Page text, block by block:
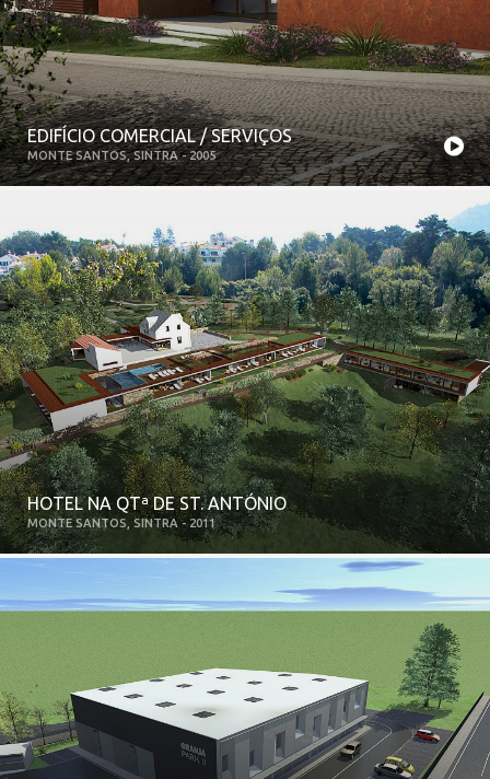
EDIFÍCIO COMERCIAL / SERVIÇOS
MONTE SANTOS, SINTRA - 2005
HOTEL NA QTª DE ST. ANTÓNIO
MONTE SANTOS, SINTRA - 2011